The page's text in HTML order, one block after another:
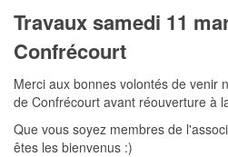
Travaux samedi 11
Confrécourt
Merci aux bonnes volontés de venir
de Confrécourt avant réouverture à
Que vous soyez membres de
êtes les bienvenus :)